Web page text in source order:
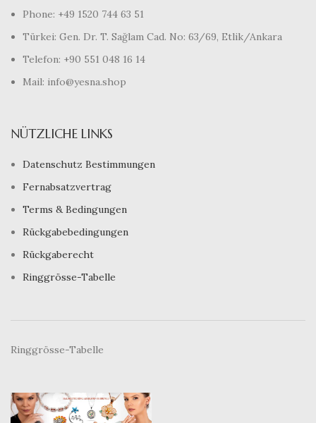
Phone: +49 1520 744 63 51
Türkei: Gen. Dr. T. Sağlam Cad. No: 63/69, Etlik/Ankara
Telefon: +90 551 048 16 14
Mail: info@yesna.shop
NÜTZLICHE LINKS
Datenschutz Bestimmungen
Fernabsatzvertrag
Terms & Bedingungen
Rückgabebedingungen
Rückgaberecht
Ringgrösse-Tabelle
Ringgrösse-Tabelle